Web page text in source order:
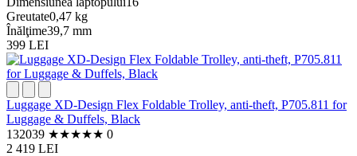
Greutate0,47 kg
Înălţime39,7 mm
399 LEI
Luggage XD-Design Flex Foldable Trolley, anti-theft, P705.811 for
Luggage & Duffels, Black
132039 ★★★★★ 0
2 419 LEI